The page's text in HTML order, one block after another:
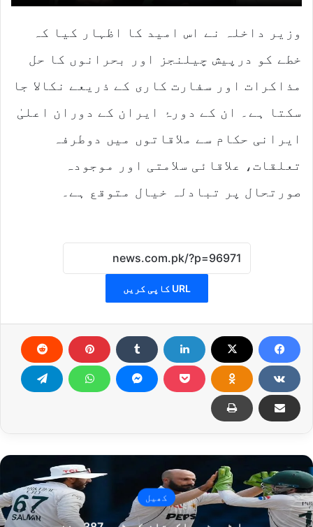
وزیر داخلہ نے اس امید کا اظہار کیا کہ
خطے کو درپیش چیلنجز اور بحرانوں کا حل
مذاکرات اور سفارت کاری کے ذریعے نکالا جا
سکتا ہے۔ ان کے دورۂ ایران کے دوران اعلیٰ
ایرانی حکام سے ملاقاتوں میں دوطرفہ
تعلقات، علاقائی سلامتی اور موجودہ
صورتحال پر تبادلہ خیال متوقع ہے۔
URL کاپی کریں
کھیل